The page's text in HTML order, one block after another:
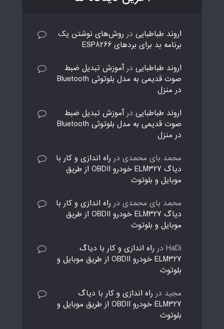
اروند طباطبایی در روش‌های نوشتن یک
برنامه بد برای بردهای ESP8266
اروند طباطبایی درآموزش تبدیل ضبط
صوت قدیمی به مدل بلوتوثی Bluetooth
در منزل
اروند طباطبایی درآموزش تبدیل ضبط
صوت قدیمی به مدل بلوتوثی Bluetooth
در منزل
محمد بای محمدی در راه اندازی و کار با
دیاگ ELM327 خودرو OBDII از طریق
موبایل و بلوتوث
محمد بای محمدی در راه اندازی و کار با
دیاگ ELM327 خودرو OBDII از طریق
موبایل و بلوتوث
HaDi در راه اندازی و کار با دیاگ
ELM327 خودرو OBDII از طریق موبایل و
بلوتوث
مجید در راه اندازی و کار با دیاگ
ELM327 خودرو OBDII از طریق موبایل و
بلوتوث